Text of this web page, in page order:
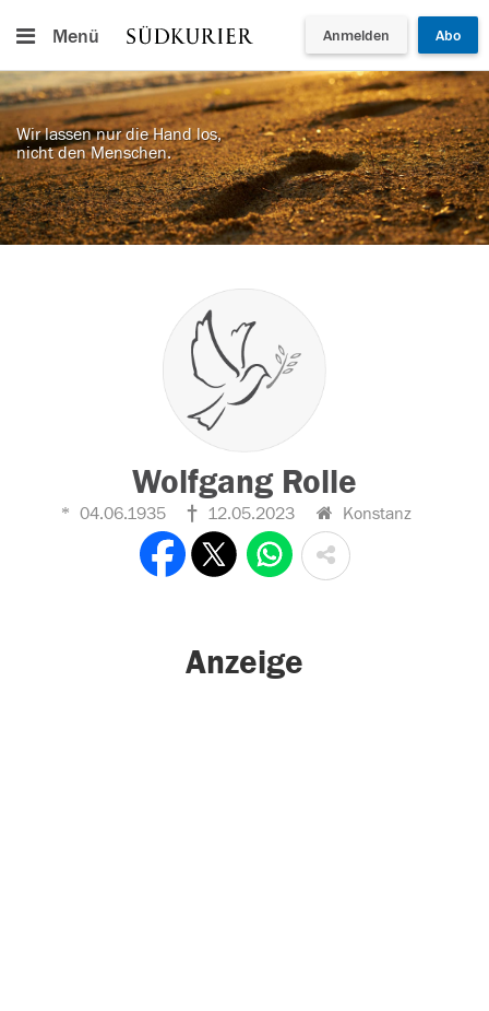
Menü Anmelden Abo
Wir lassen nur die Hand los,
nicht den Menschen.
Wolfgang Rolle
04.06.1935 12.05.2023 Konstanz
Anzeige